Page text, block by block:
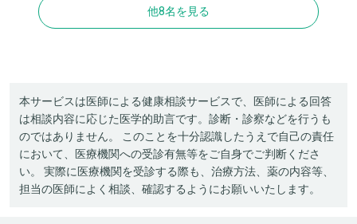
他8名を見る
本サービスは医師による健康相談サービスで、医師による回答
は相談内容に応じた医学的助言です。診断・診察などを行うも
のではありません。 このことを十分認識したうえで自己の責任
において、医療機関への受診有無等をご自身でご判断くださ
い。 実際に医療機関を受診する際も、治療方法、薬の内容等、
担当の医師によく相談、確認するようにお願いいたします。